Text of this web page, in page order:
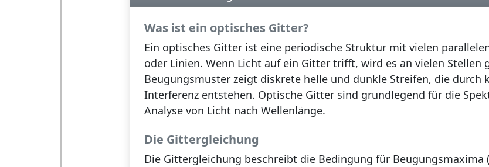
Was ist ein optisches Gitter?
Ein optisches Gitterist eine periodische Struktur mit vielen
oder Linien. Wenn Licht auf ein Gitter trifft, wird es an vielen Stellen
Beugungsmuster zeigt diskrete helle und dunkle Streifen, die durch
Interferenzentstehen. Optische Gitter sind grundlegend für die
Analyse von Licht nach Wellenlänge.
Die Gittergleichung
Die Gittergleichung beschreibt die Bedingung für Beugungsmaxima